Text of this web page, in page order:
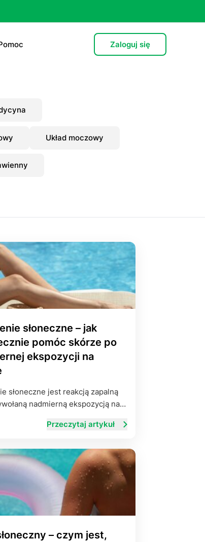
życie
Zaloguj się
Układ moczowy
słoneczne – jak
pomóc skórze po
ekspozycji na
słoneczne jest reakcją zapalną
nadmierną ekspozycją na…
Przeczytaj artykuł
– czym jest,